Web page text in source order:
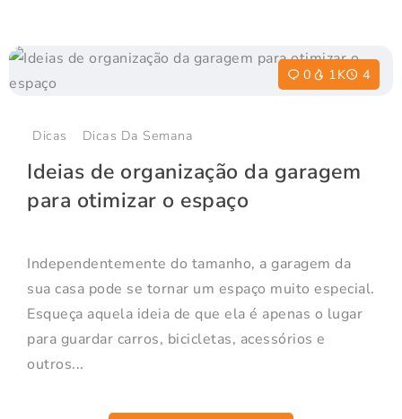
0 1K 4
Dicas Dicas Da Semana
Ideias de organização da garagem
para otimizar o espaço
Independentemente do tamanho, a garagem da
sua casa pode se tornar um espaço muito especial.
Esqueça aquela ideia de que ela é apenas o lugar
para guardar carros, bicicletas, acessórios e
outros...